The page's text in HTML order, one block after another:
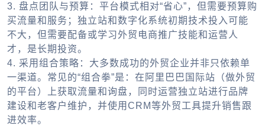
3. 盘点团队与预算 ：平台模式相对“省心”，但需要预算购
买流量和服务；独立站和数字化系统初期技术投入可能
不大，但需要配备或学习外贸电商推广技能和运营人
才，是长期投资。
4. 采用组合策略 ：大多数成功的外贸企业并非只依赖单
一渠道。常见的“组合拳”是：在阿里巴巴国际站（做外贸
的平台）上获取流量和询盘，同时运营独立站进行品牌
建设和老客户维护，并使用CRM等外贸工具提升销售跟
进效率。